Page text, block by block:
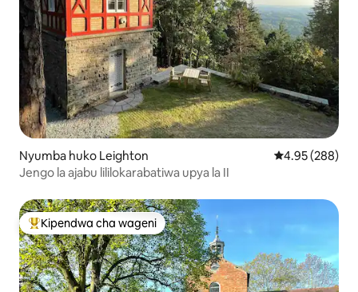
Nyumba huko Leighton Ukadiriaji wa
4.95 (288)
Jengo la ajabu lililokarabatiwa upya la II
Kipendwa maarufu cha wageni
Kipendwa cha wageni